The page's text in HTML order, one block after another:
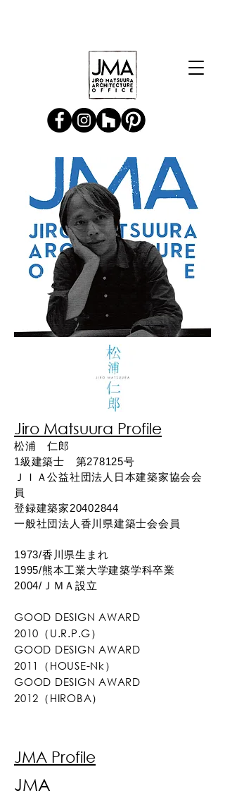
Jiro Matsuura Profile
松浦 仁郎
1級建築士 第278125号
ＪＩＡ公益社団法人日本建築家協会会
員
登録建築家20402844
一般社団法人香川県建築士会会員
1973/香川県生まれ
1995/熊本工業大学建築学科卒業
2004/ＪＭＡ設立
GOOD DESIGN AWARD
2010（U.R.P.G）
GOOD DESIGN AWARD
2011（HOUSE-Nk）
GOOD DESIGN AWARD
2012（HIROBA）
JMA Profile
JMA